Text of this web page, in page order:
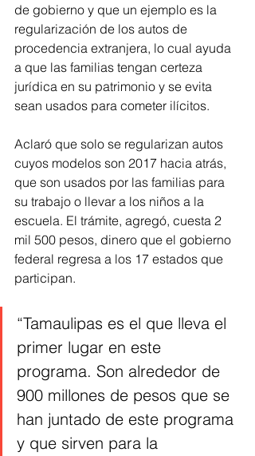
de gobierno y que un ejemplo es la
regularización de los autos de
procedencia extranjera, lo cual ayuda
a que las familias tengan certeza
jurídica en su patrimonio y se evita
sean usados para cometer ilícitos.
Aclaró que solo se regularizan autos
cuyos modelos son 2017 hacia atrás,
que son usados por las familias para
su trabajo o llevar a los niños a la
escuela. El trámite, agregó, cuesta 2
mil 500 pesos, dinero que el gobierno
federal regresa a los 17 estados que
participan.
“Tamaulipas es el que lleva el
primer lugar en este
programa. Son alrededor de
900 millones de pesos que se
han juntado de este programa
y que sirven para la